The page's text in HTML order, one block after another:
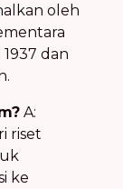
oleh
dan
A:
riset
ke